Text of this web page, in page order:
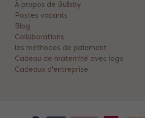
À propos de Bulbby
Postes vacants
Blog
Collaborations
les méthodes de paiement
Cadeau de maternité avec logo
Cadeaux d'entreprise